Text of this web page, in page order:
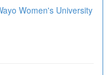
Women's University